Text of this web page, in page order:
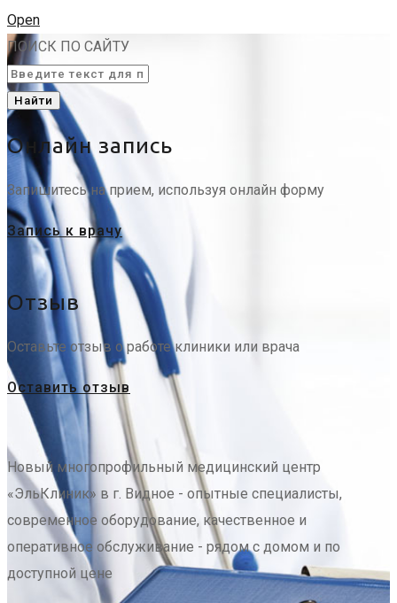
Open
ПОИСК ПО САЙТУ
Найти
Онлайн запись
Запишитесь на прием, используя онлайн форму
Запись к врачу
Отзыв
Оставьте отзыв о работе клиники или врача
Оставить отзыв
Новый многопрофильный медицинский центр
«ЭльКлиник» в г. Видное - опытные специалисты,
современное оборудование, качественное и
оперативное обслуживание - рядом с домом и по
доступной цене